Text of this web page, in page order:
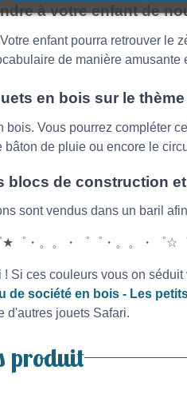
à votre enfant de
enfant pourra retrouver le
de manière amusante
en bois sur le
Vous pourrez compléter
bâton de pluie ou encore le
blocs de construction
sont vendus dans un baril
゜・。。・゜゜・。。・゜☆
ces couleurs vous on
de société en bois - Les
d'autres jouets Safari.
produit